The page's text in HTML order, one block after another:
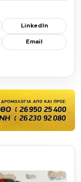
LinkedIn
Email